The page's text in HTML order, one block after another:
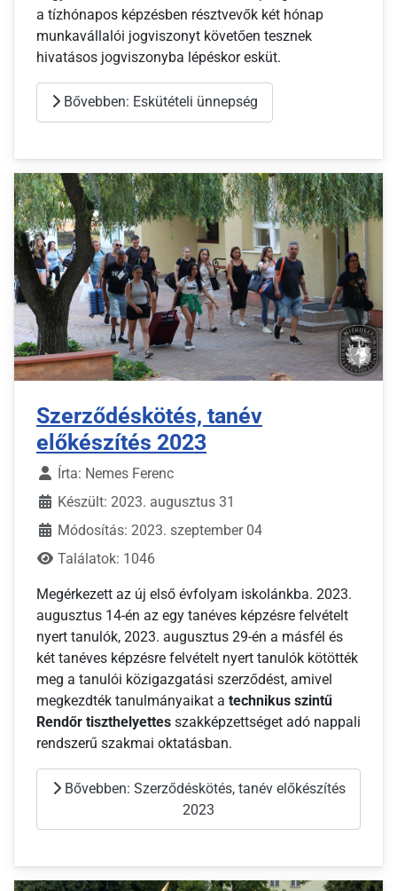
a tízhónapos képzésben résztvevők két hónap
munkavállalói jogviszonyt követően tesznek
hivatásos jogviszonyba lépéskor esküt.
Bővebben: Eskütételi ünnepség
Szerződéskötés, tanév
előkészítés 2023
Írta: Nemes Ferenc
Készült: 2023. augusztus 31
Módosítás: 2023. szeptember 04
Találatok: 1046
Megérkezett az új első évfolyam iskolánkba. 2023.
augusztus 14-én az egy tanéves képzésre felvételt
nyert tanulók, 2023. augusztus 29-én a másfél és
két tanéves képzésre felvételt nyert tanulók kötötték
meg a tanulói közigazgatási szerződést, amivel
megkezdték tanulmányaikat a technikus szintű
Rendőr tiszthelyettes szakképzettséget adó nappali
rendszerű szakmai oktatásban.
Bővebben: Szerződéskötés, tanév előkészítés
2023